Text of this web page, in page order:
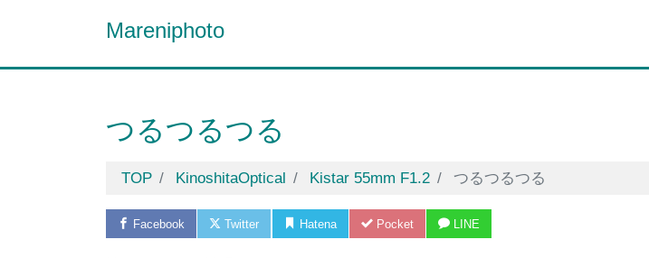
Mareniphoto
つるつるつる
TOP KinoshitaOptical Kistar 55mm F1.2 つるつるつる
Facebook Twitter Hatena Pocket LINE